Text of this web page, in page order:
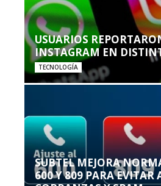
USUARIOS
INSTAGRAM EN
TECNOLOGÍA
SUBTEL MEJORA
600 Y 809 PARA EVITAR